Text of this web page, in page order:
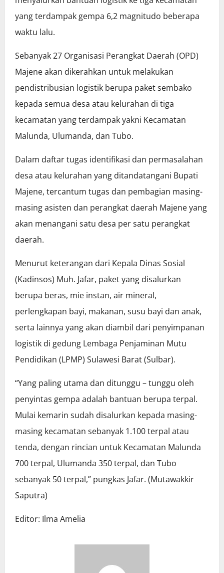
yang terdampak gempa 6,2 magnitudo beberapa
waktu lalu.
Sebanyak 27 Organisasi Perangkat Daerah (OPD)
Majene akan dikerahkan untuk melakukan
pendistribusian logistik berupa paket sembako
kepada semua desa atau kelurahan di tiga
kecamatan yang terdampak yakni Kecamatan
Malunda, Ulumanda, dan Tubo.
Dalam daftar tugas identifikasi dan permasalahan
desa atau kelurahan yang ditandatangani Bupati
Majene, tercantum tugas dan pembagian masing-
masing asisten dan perangkat daerah Majene yang
akan menangani satu desa per satu perangkat
daerah.
Menurut keterangan dari Kepala Dinas Sosial
(Kadinsos) Muh. Jafar, paket yang disalurkan
berupa beras, mie instan, air mineral,
perlengkapan bayi, makanan, susu bayi dan anak,
serta lainnya yang akan diambil dari penyimpanan
logistik di gedung Lembaga Penjaminan Mutu
Pendidikan (LPMP) Sulawesi Barat (Sulbar).
“Yang paling utama dan ditunggu – tunggu oleh
penyintas gempa adalah bantuan berupa terpal.
Mulai kemarin sudah disalurkan kepada masing-
masing kecamatan sebanyak 1.100 terpal atau
tenda, dengan rincian untuk Kecamatan Malunda
700 terpal, Ulumanda 350 terpal, dan Tubo
sebanyak 50 terpal,” pungkas Jafar. (Mutawakkir
Saputra)
Editor: Ilma Amelia